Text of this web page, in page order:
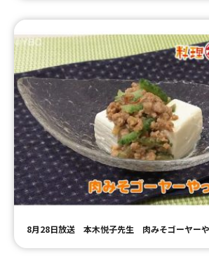
8月28日放送 本木悦子先生 肉みそゴーヤー